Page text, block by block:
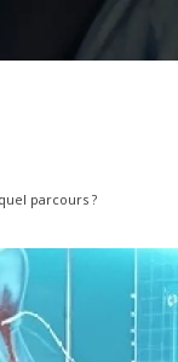
parcours ?